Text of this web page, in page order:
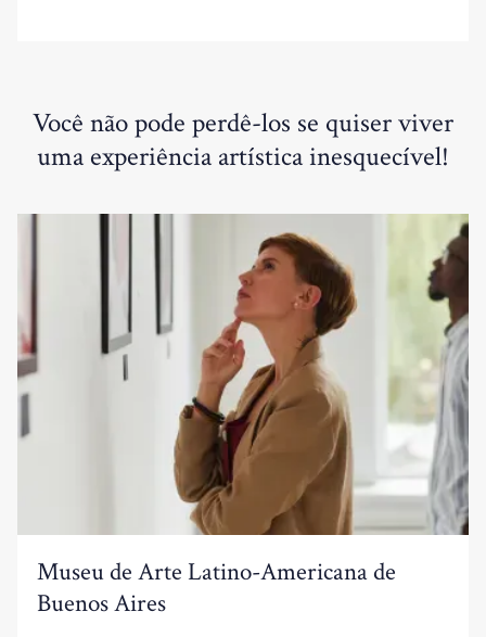
Você não pode perdê-los se quiser viver
uma experiência artística inesquecível!
Museu de Arte Latino-Americana de
Buenos Aires